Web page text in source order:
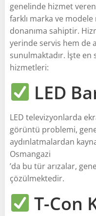
genelinde hizmet
farklı marka ve
donanıma sahiptir.
yerinde servis hem de
sunulmaktadır. İşte en
hizmetleri:
LED
LED televizyonlarda
görüntü problemi,
aydınlatmalardan
Osmangazi
’da bu tür arızalar,
çözülmektedir.
T-Con